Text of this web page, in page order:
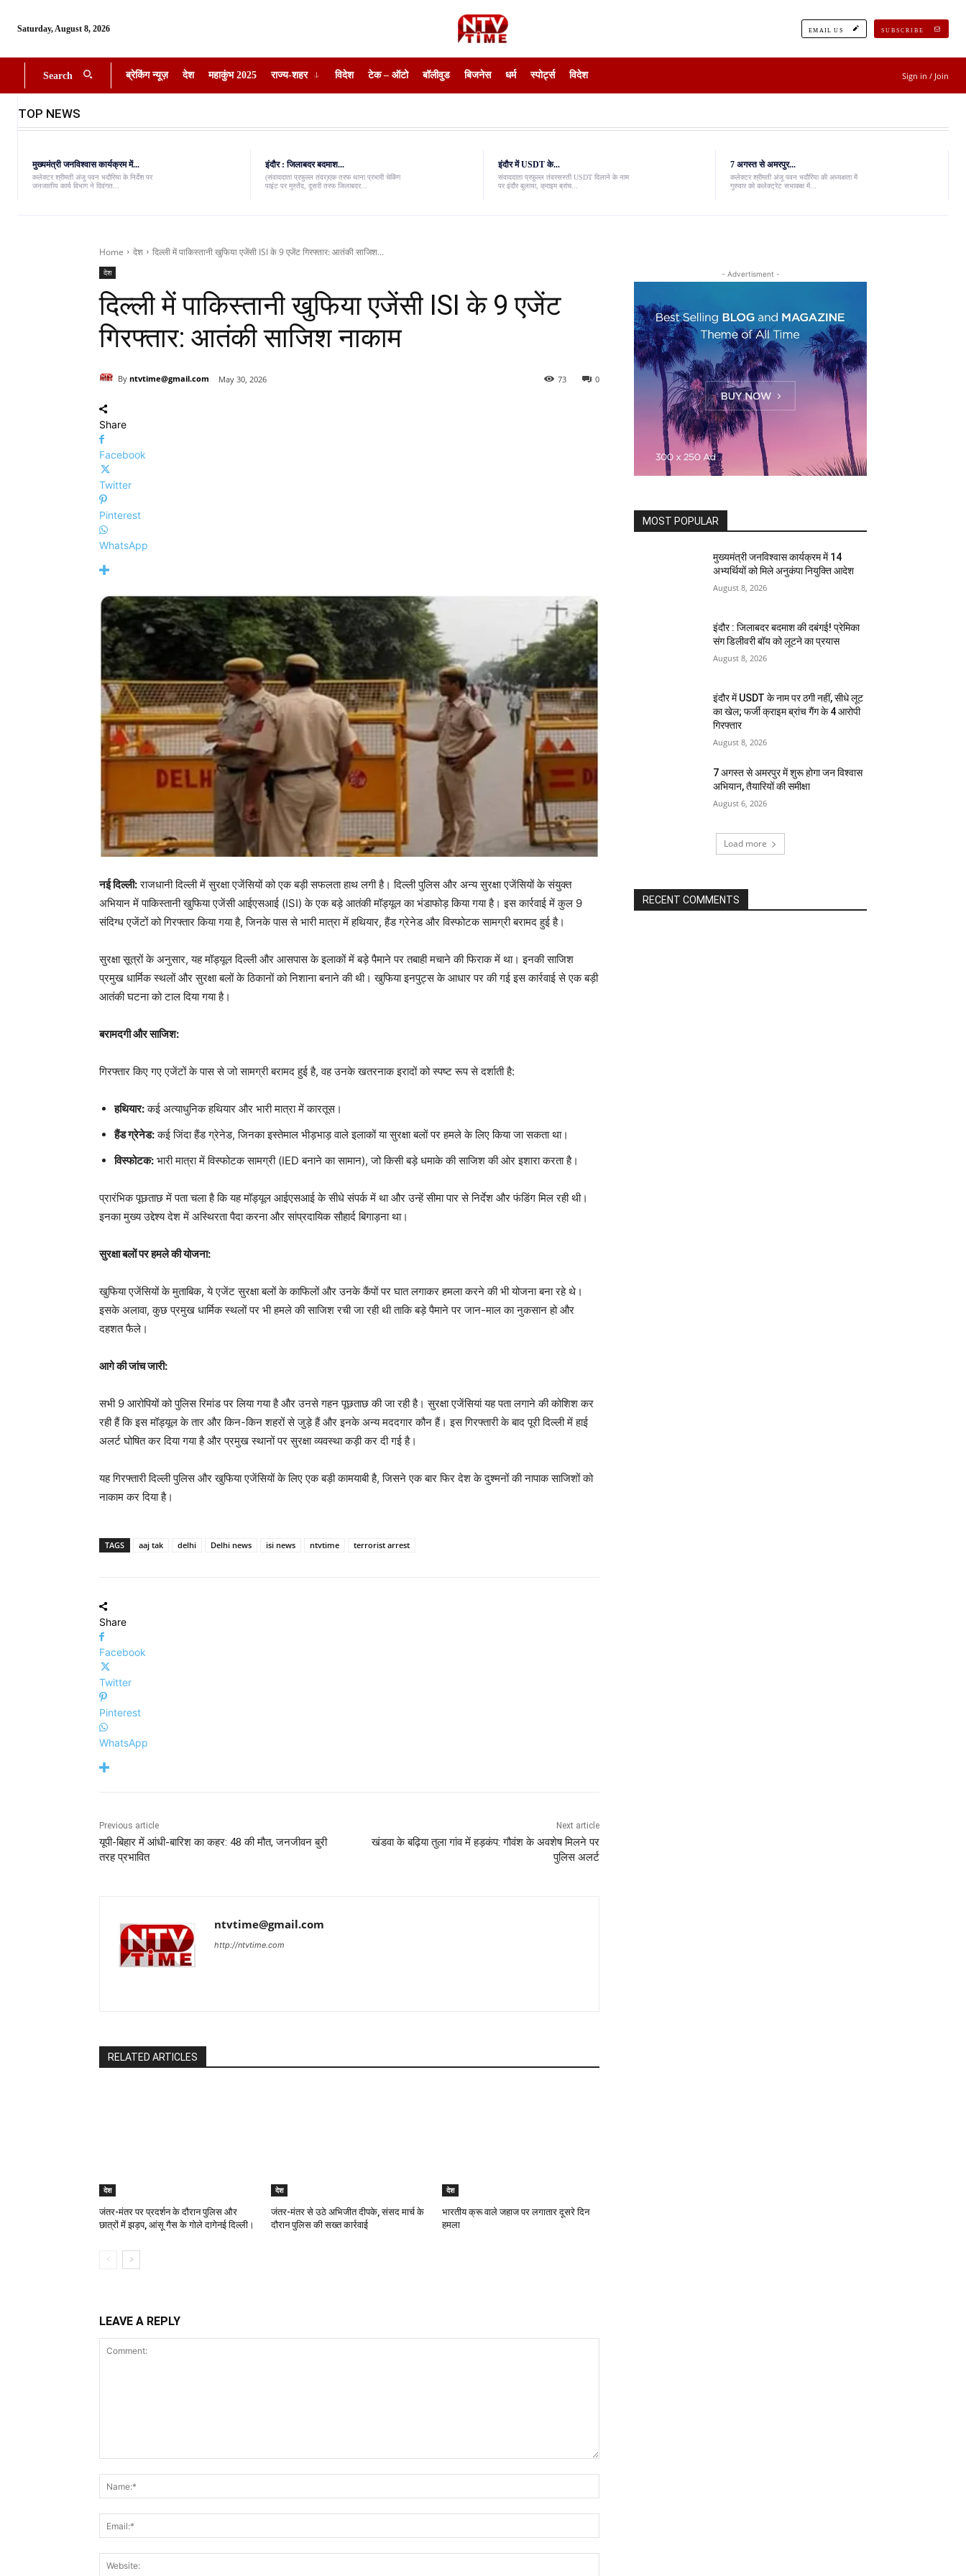
Saturday, August 8, 2026 EMAIL US SUBSCRIBE
Search ब्रेकिंग न्यूज़ देश महाकुंभ 2025 राज्य-शहर विदेश टेक – ऑटो बॉलीवुड बिजनेस धर्म स्पोर्ट्स विदेश Sign in / Join
TOP NEWS
मुख्यमंत्री जनविश्वास कार्यक्रम में...
कलेक्टर श्रीमती अंजू पवन भदौरिया के निर्देश पर
जनजातीय कार्य विभाग ने दिवंगत...
इंदौर : जिलाबदर बदमाश...
(संवाददाता प्रफुल्ल तंवर)एक तरफ थाना प्रभारी चेकिंग
पाइंट पर मुस्तैद, दूसरी तरफ जिलाबदर...
इंदौर में USDT के...
संवाददाता प्रफुल्ल तंवरसस्ती USDT दिलाने के नाम
पर इंदौर बुलाया, क्राइम ब्रांच...
7 अगस्त से अमरपुर...
कलेक्टर श्रीमती अंजू पवन भदौरिया की अध्यक्षता में
गुरुवार को कलेक्ट्रेट सभाकक्ष में...
Home देश दिल्ली में पाकिस्तानी खुफिया एजेंसी ISI के 9 एजेंट गिरफ्तार: आतंकी साजिश...
देश
दिल्ली में पाकिस्तानी खुफिया एजेंसी ISI के 9 एजेंट
गिरफ्तार: आतंकी साजिश नाकाम
By ntvtime@gmail.com May 30, 2026 0
73
Share
Facebook
Twitter
Pinterest
WhatsApp
नई दिल्ली:राजधानी दिल्ली में सुरक्षा एजेंसियों को एक बड़ी सफलता हाथ लगी है। दिल्ली पुलिस और अन्य सुरक्षा एजेंसियों के संयुक्त
अभियान में पाकिस्तानी खुफिया एजेंसी आईएसआई (ISI) के एक बड़े आतंकी मॉड्यूल का भंडाफोड़ किया गया है। इस कार्रवाई में कुल 9
संदिग्ध एजेंटों को गिरफ्तार किया गया है, जिनके पास से भारी मात्रा में हथियार, हैंड ग्रेनेड और विस्फोटक सामग्री बरामद हुई है।
सुरक्षा सूत्रों के अनुसार, यह मॉड्यूल दिल्ली और आसपास के इलाकों में बड़े पैमाने पर तबाही मचाने की फिराक में था। इनकी साजिश
प्रमुख धार्मिक स्थलों और सुरक्षा बलों के ठिकानों को निशाना बनाने की थी। खुफिया इनपुट्स के आधार पर की गई इस कार्रवाई से एक बड़ी
आतंकी घटना को टाल दिया गया है।
बरामदगी और साजिश:
गिरफ्तार किए गए एजेंटों के पास से जो सामग्री बरामद हुई है, वह उनके खतरनाक इरादों को स्पष्ट रूप से दर्शाती है:
हथियार:कई अत्याधुनिक हथियार और भारी मात्रा में कारतूस।
हैंड ग्रेनेड:कई जिंदा हैंड ग्रेनेड, जिनका इस्तेमाल भीड़भाड़ वाले इलाकों या सुरक्षा बलों पर हमले के लिए किया जा सकता था।
विस्फोटक: भारी मात्रा में विस्फोटक सामग्री (IED बनाने का सामान), जो किसी बड़े धमाके की साजिश की ओर इशारा करता है।
प्रारंभिक पूछताछ में पता चला है कि यह मॉड्यूल आईएसआई के सीधे संपर्क में था और उन्हें सीमा पार से निर्देश और फंडिंग मिल रही थी।
इनका मुख्य उद्देश्य देश में अस्थिरता पैदा करना और सांप्रदायिक सौहार्द बिगाड़ना था।
सुरक्षा बलों पर हमले की योजना:
खुफिया एजेंसियों के मुताबिक, ये एजेंट सुरक्षा बलों के काफिलों और उनके कैंपों पर घात लगाकर हमला करने की भी योजना बना रहे थे।
इसके अलावा, कुछ प्रमुख धार्मिक स्थलों पर भी हमले की साजिश रची जा रही थी ताकि बड़े पैमाने पर जान-माल का नुकसान हो और
दहशत फैले।
आगे की जांच जारी:
सभी 9 आरोपियों को पुलिस रिमांड पर लिया गया है और उनसे गहन पूछताछ की जा रही है। सुरक्षा एजेंसियां यह पता लगाने की कोशिश कर
रही हैं कि इस मॉड्यूल के तार और किन-किन शहरों से जुड़े हैं और इनके अन्य मददगार कौन हैं। इस गिरफ्तारी के बाद पूरी दिल्ली में हाई
अलर्ट घोषित कर दिया गया है और प्रमुख स्थानों पर सुरक्षा व्यवस्था कड़ी कर दी गई है।
यह गिरफ्तारी दिल्ली पुलिस और खुफिया एजेंसियों के लिए एक बड़ी कामयाबी है, जिसने एक बार फिर देश के दुश्मनों की नापाक साजिशों को
नाकाम कर दिया है।
TAGS aaj tak delhi Delhi news isi news ntvtime terrorist arrest
Share
Facebook
Twitter
Pinterest
WhatsApp
Previous article
यूपी-बिहार में आंधी-बारिश का कहर: 48 की मौत, जनजीवन बुरी
तरह प्रभावित
Next article
खंडवा के बढ़िया तुला गांव में हड़कंप: गौवंश के अवशेष मिलने पर
पुलिस अलर्ट
ntvtime@gmail.com
http://ntvtime.com
RELATED ARTICLES
देश
जंतर-मंतर पर प्रदर्शन के दौरान पुलिस और
छात्रों में झड़प, आंसू गैस के गोले दागेनई दिल्ली।
देश
जंतर-मंतर से उठे अभिजीत दीपके, संसद मार्च के
दौरान पुलिस की सख्त कार्रवाई
देश
भारतीय क्रू वाले जहाज पर लगातार दूसरे दिन
हमला
LEAVE A REPLY
- Advertisment -
MOST POPULAR
मुख्यमंत्री जनविश्वास कार्यक्रम में 14
अभ्यर्थियों को मिले अनुकंपा नियुक्ति आदेश
August 8, 2026
इंदौर : जिलाबदर बदमाश की दबंगई! प्रेमिका
संग डिलीवरी बॉय को लूटने का प्रयास
August 8, 2026
इंदौर में USDT के नाम पर ठगी नहीं, सीधे लूट
का खेल; फर्जी क्राइम ब्रांच गैंग के 4 आरोपी
गिरफ्तार
August 8, 2026
7 अगस्त से अमरपुर में शुरू होगा जन विश्वास
अभियान, तैयारियों की समीक्षा
August 6, 2026
Load more
RECENT COMMENTS